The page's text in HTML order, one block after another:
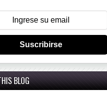
Suscribirse
BLOG